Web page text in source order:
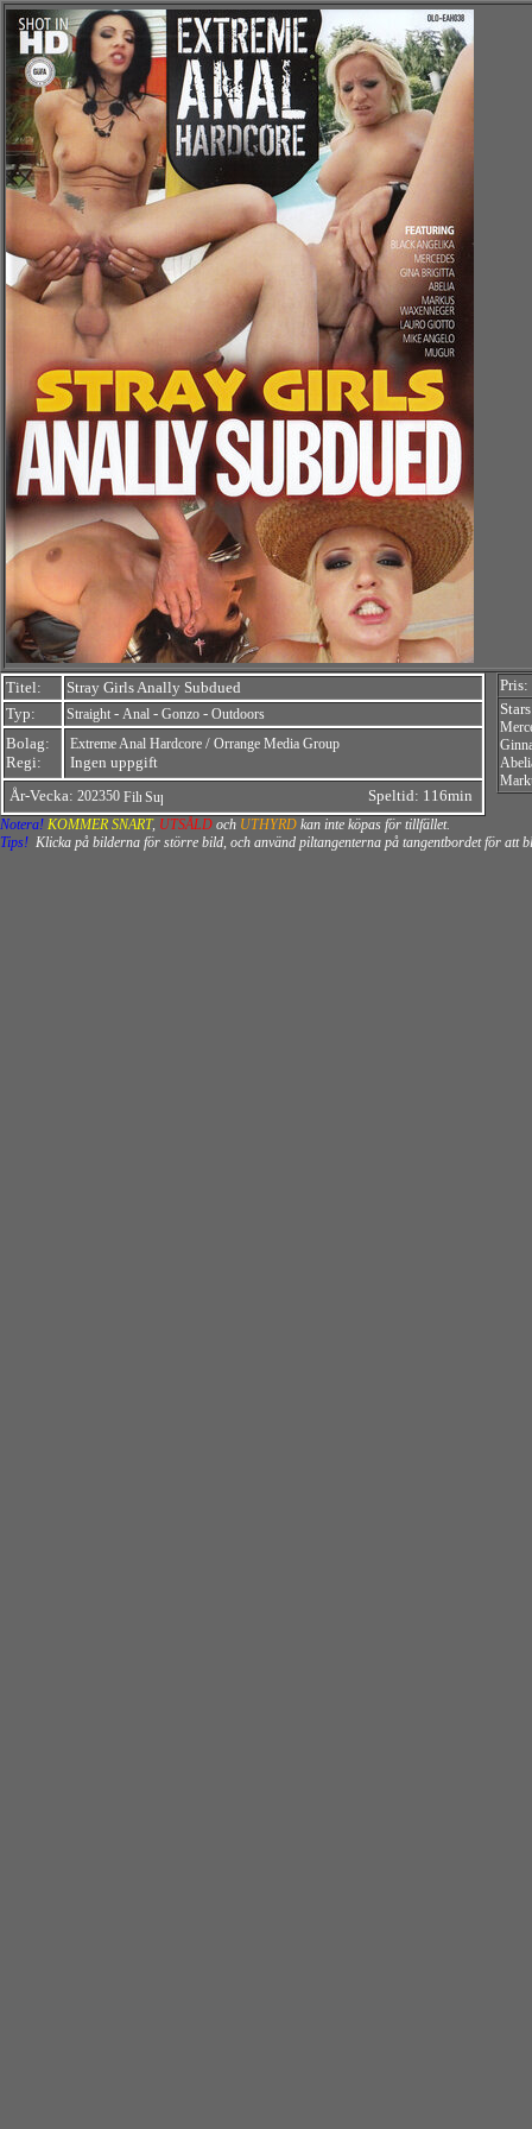
Titel:
Stray Girls Anally Subdued
Typ:
Straight - Anal - Gonzo - Outdoors
Bolag:
Regi:
Extreme Anal Hardcore / Orrange Media Group
Ingen uppgift
År-Vecka: 202350 Speltid: 116min
Notera! KOMMER SNART, UTSÅLD och UTHYRD kan inte köpas för tillfället.
Tips! Klicka på bilderna för större bild, och använd piltangenterna på tangentbordet för att